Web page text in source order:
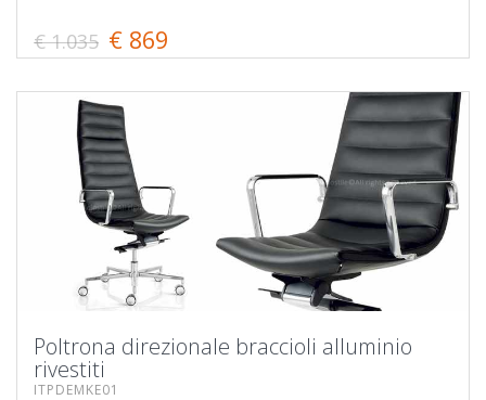
€ 1.035 € 869
Poltrona direzionale braccioli alluminio
rivestiti
ITPDEMKE01